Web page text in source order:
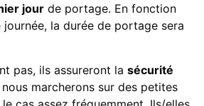
jour de portage. En fonction
la durée de portage sera
pas, ils assureront la sécurité
marcherons sur des petites